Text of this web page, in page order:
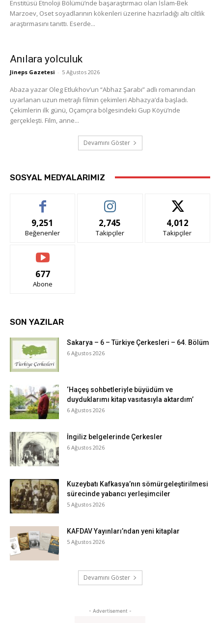
Enstitüsü Etnoloji Bölümü’nde başaraştırmacı olan İslam-Bek
Marzoev, Oset soyadlarının kökenleri üzerine hazırladığı altı ciltlik
araştırmasını tanıttı. Eserde...
Anılara yolculuk
Jineps Gazetesi - 5 Ağustos 2026
Abaza yazar Oleg Etlukhov’un “Abhaz Şarabı” adlı romanından
uyarlanan uzun metrajlı filmin çekimleri Abhazya’da başladı.
Çekimlerin ilk günü, Oçamçıra bölgesindeki Gup Köyü’nde
gerçekleşti. Film, anne...
Devamını Göster
SOSYAL MEDYALARIMIZ
9,251
Beğenenler
2,745
Takipçiler
4,012
Takipçiler
677
Abone
SON YAZILAR
Sakarya – 6 – Türkiye Çerkesleri – 64. Bölüm
6 Ağustos 2026
‘Haçeş sohbetleriyle büyüdüm ve
duyduklarımı kitap vasıtasıyla aktardım’
6 Ağustos 2026
İngiliz belgelerinde Çerkesler
6 Ağustos 2026
Kuzeybatı Kafkasya’nın sömürgeleştirilmesi
sürecinde yabancı yerleşimciler
5 Ağustos 2026
KAFDAV Yayınları’ndan yeni kitaplar
5 Ağustos 2026
Devamını Göster
- Advertisement -